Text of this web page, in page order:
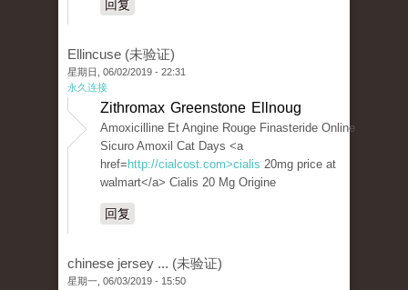
回复
Ellincuse (未验证)
星期日, 06/02/2019 - 22:31
永久连接
Zithromax Greenstone Ellnoug
Amoxicilline Et Angine Rouge Finasteride Online
Sicuro Amoxil Cat Days <a
href= http://cialcost.com>cialis 20mg price at
walmart</a> Cialis 20 Mg Origine
回复
chinese jersey ... (未验证)
星期一, 06/03/2019 - 15:50